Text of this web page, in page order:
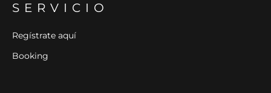
SERVICIO
Regístrate aquí
Booking